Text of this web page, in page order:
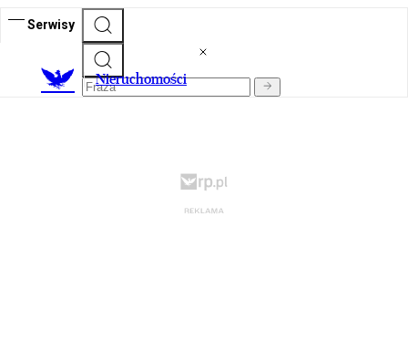
Serwisy
Nieruchomości